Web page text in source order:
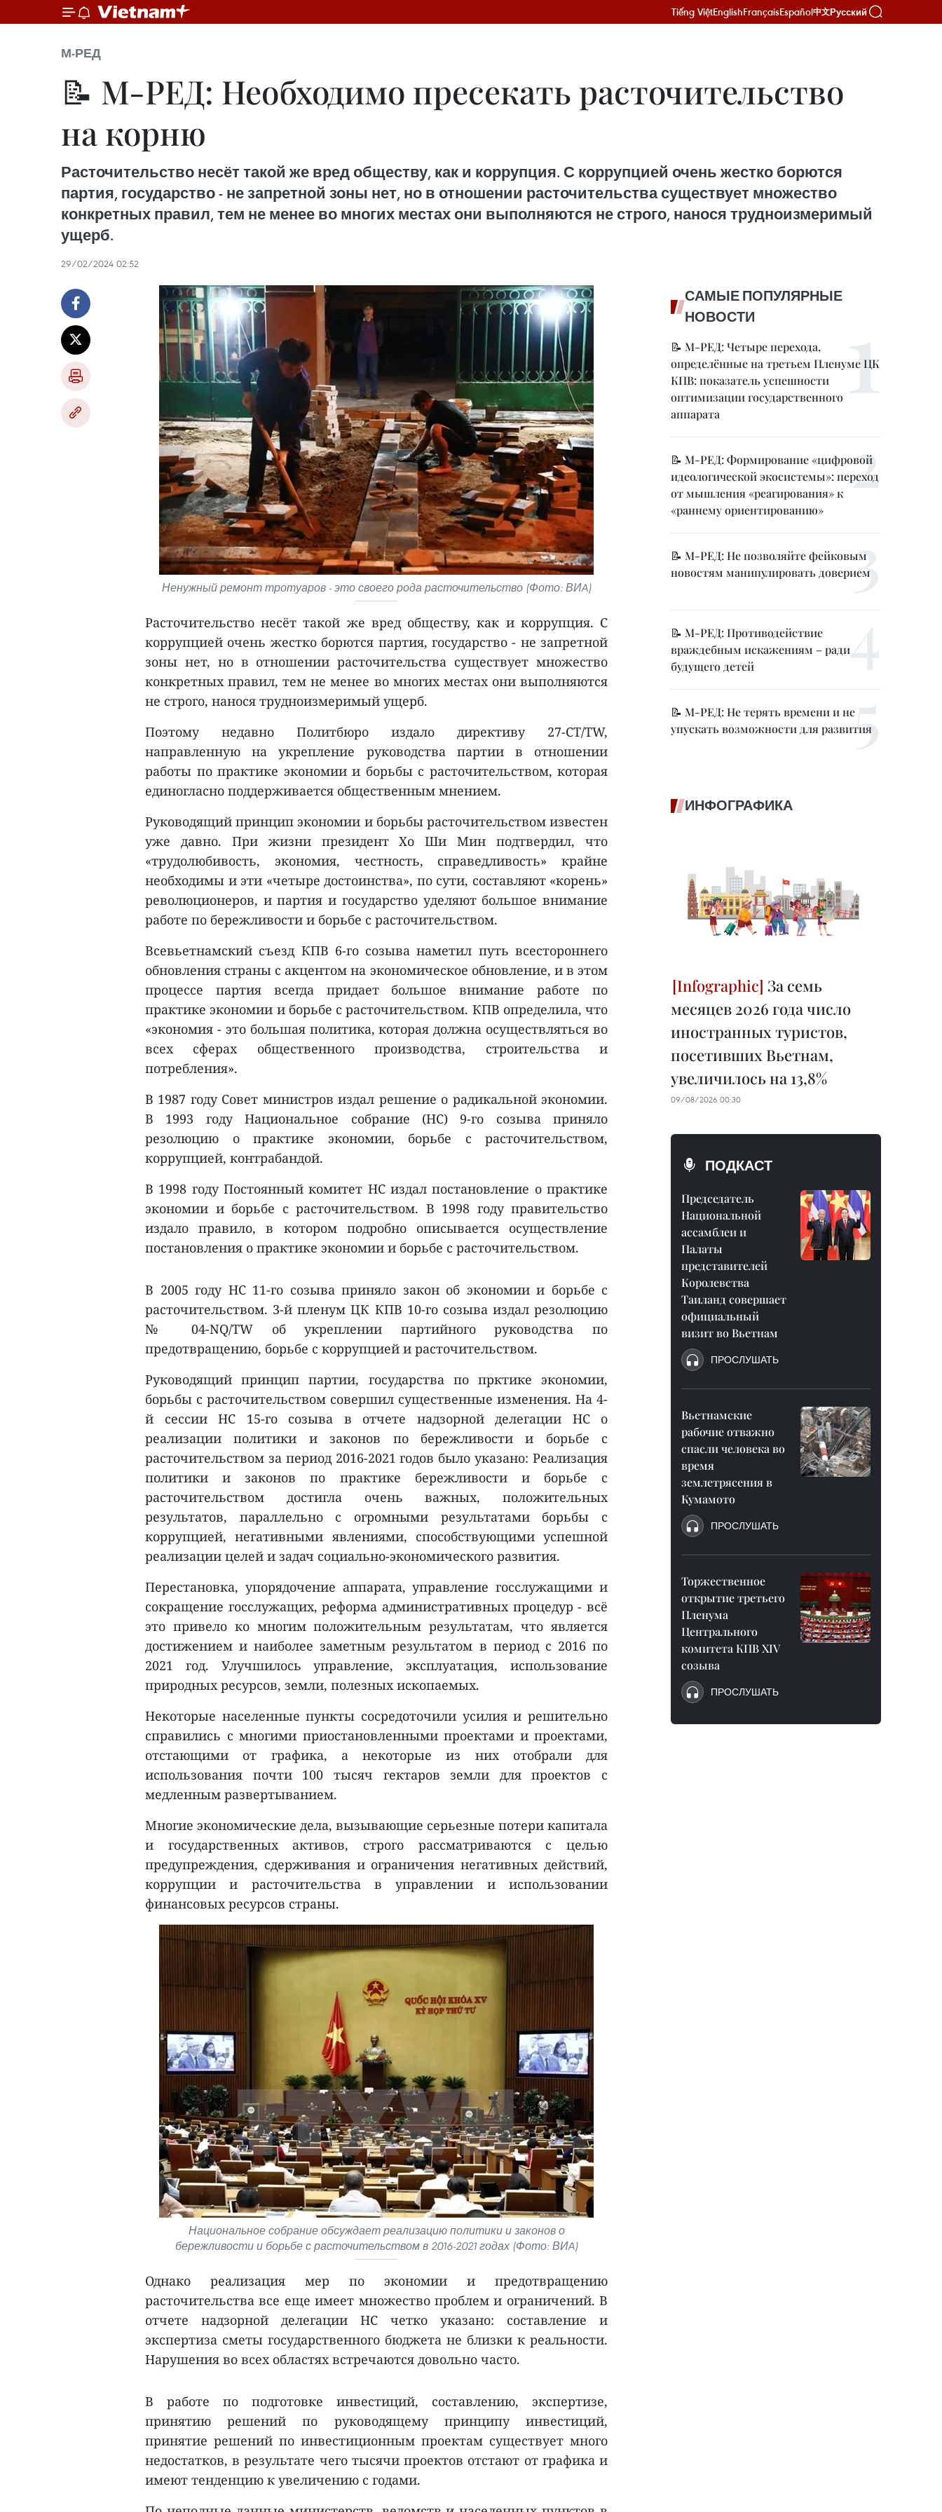
Tiếng ViệtEnglishFrançaisEspañol中文Русский
М-РЕД
📝 М-РЕД: Необходимо пресекать расточительство
на корню
Расточительство несёт такой же вред обществу, как и коррупция. С коррупцией очень жестко борются
партия, государство - не запретной зоны нет, но в отношении расточительства существует множество
конкретных правил, тем не менее во многих местах они выполняются не строго, нанося трудноизмеримый
ущерб.
29/02/2024 02:52
Ненужный ремонт тротуаров - это своего рода расточительство (Фото: ВИA)
Расточительство несёт такой же вред обществу, как и коррупция. С
коррупцией очень жестко борются партия, государство - не запретной
зоны нет, но в отношении расточительства существует множество
конкретных правил, тем не менее во многих местах они выполняются
не строго, нанося трудноизмеримый ущерб.
Поэтому недавно Политбюро издало директиву 27-CT/TW,
направленную на укрепление руководства партии в отношении
работы по практике экономии и борьбы с расточительством, которая
единогласно поддерживается общественным мнением.
Руководящий принцип экономии и борьбы расточительством известен
уже давно. При жизни президент Хо Ши Мин подтвердил, что
«трудолюбивость, экономия, честность, справедливость» крайне
необходимы и эти «четыре достоинства», по сути, составляют «корень»
революционеров, и партия и государство уделяют большое внимание
работе по бережливости и борьбе с расточительством.
Всевьетнамский съезд КПВ 6-го созыва наметил путь всестороннего
обновления страны с акцентом на экономическое обновление, и в этом
процессе партия всегда придает большое внимание работе по
практике экономии и борьбе с расточительством. КПВ определила, что
«экономия - это большая политика, которая должна осуществляться во
всех сферах общественного производства, строительства и
потребления».
В 1987 году Совет министров издал решение о радикальной экономии.
В 1993 году Национальное собрание (НС) 9-го созыва приняло
резолюцию о практике экономии, борьбе с расточительством,
коррупцией, контрабандой.
В 1998 году Постоянный комитет НС издал постановление о практике
экономии и борьбе с расточительством. В 1998 году правительство
издало правило, в котором подробно описывается осуществление
постановления о практике экономии и борьбе с расточительством.
В 2005 году НС 11-го созыва приняло закон об экономии и борьбе с
расточительством. 3-й пленум ЦК КПВ 10-го созыва издал резолюцию
№ 04-NQ/TW об укреплении партийного руководства по
предотвращению, борьбе с коррупцией и расточительством.
Руководящий принцип партии, государства по прктике экономии,
борьбы с расточительством совершил существенные изменения. На 4-
й сессии НС 15-го созыва в отчете надзорной делегации НС о
реализации политики и законов по бережливости и борьбе с
расточительством за период 2016-2021 годов было указано: Реализация
политики и законов по практике бережливости и борьбе с
расточительством достигла очень важных, положительных
результатов, параллельно с огромными результатами борьбы с
коррупцией, негативными явлениями, способствующими успешной
реализации целей и задач социально-экономического развития.
Перестановка, упорядочение аппарата, управление госслужащими и
сокращение госслужащих, реформа административных процедур - всё
это привело ко многим положительным результатам, что является
достижением и наиболее заметным результатом в период с 2016 по
2021 год. Улучшилось управление, эксплуатация, использование
природных ресурсов, земли, полезных ископаемых.
Некоторые населенные пункты сосредоточили усилия и решительно
справились с многими приостановленными проектами и проектами,
отстающими от графика, а некоторые из них отобрали для
использования почти 100 тысяч гектаров земли для проектов с
медленным развертыванием.
Многие экономические дела, вызывающие серьезные потери капитала
и государственных активов, строго рассматриваются с целью
предупреждения, сдерживания и ограничения негативных действий,
коррупции и расточительства в управлении и использовании
финансовых ресурсов страны.
Национальное собрание обсуждает реализацию политики и законов о
бережливости и борьбе с расточительством в 2016-2021 годах (Фото: ВИA)
Однако реализация мер по экономии и предотвращению
расточительства все еще имеет множество проблем и ограничений. В
отчете надзорной делегации НС четко указано: составление и
экспертиза сметы государственного бюджета не близки к реальности.
Нарушения во всех областях встречаются довольно часто.
В работе по подготовке инвестиций, составлению, экспертизе,
принятию решений по руководящему принципу инвестиций,
принятие решений по инвестиционным проектам существует много
недостатков, в результате чего тысячи проектов отстают от графика и
имеют тенденцию к увеличению с годами.
САМЫЕ ПОПУЛЯРНЫЕ
НОВОСТИ
📝 М-РЕД: Четыре перехода,
определённые на третьем Пленуме ЦК
КПВ: показатель успешности
оптимизации государственного
аппарата
📝 М-РЕД: Формирование «цифровой
идеологической экосистемы»: переход
от мышления «реагирования» к
«раннему ориентированию»
📝 М-РЕД: Не позволяйте фейковым
новостям манипулировать доверием
📝 М-РЕД: Противодействие
враждебным искажениям – ради
будущего детей
📝 М-РЕД: Не терять времени и не
упускать возможности для развития
ИНФОГРАФИКА
За семь
месяцев 2026 года число
иностранных туристов,
посетивших Вьетнам,
увеличилось на 13,8%
09/08/2026 00:30
ПОДКАСТ
Председатель
Национальной
ассамблеи и
Палаты
представителей
Королевства
Таиланд совершает
официальный
визит во Вьетнам
ПРОСЛУШАТЬ
Вьетнамские
рабочие отважно
спасли человека во
время
землетрясения в
Кумамото
ПРОСЛУШАТЬ
Торжественное
открытие третьего
Пленума
Центрального
комитета КПВ XIV
созыва
ПРОСЛУШАТЬ